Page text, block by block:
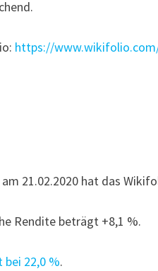
https://
21.02.2020 hat das
Rendite beträgt +8,1 %.
22,0 %.